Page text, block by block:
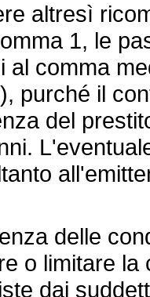
altresì
1, le
al comma
purché il
del
delle
o limitare
dai